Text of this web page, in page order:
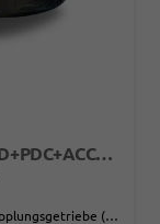
EDITION MAXI+NEUES MODELL+LED+PDC+ACC+17LM
Doppelkupplungsgetriebe (DSG)